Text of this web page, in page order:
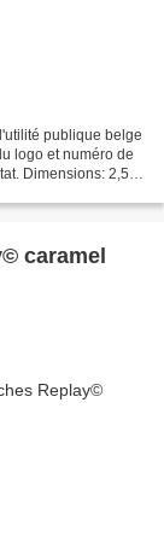
publique belge
logo et numéro de
Dimensions: 2,5
caramel